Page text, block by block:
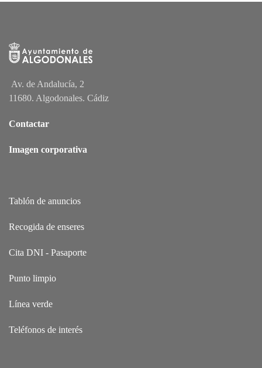
Av. de Andalucía, 2
11680. Algodonales. Cádiz
Contactar
Imagen corporativa
Tablón de anuncios
Recogida de enseres
Cita DNI - Pasaporte
Punto limpio
Línea verde
Teléfonos de interés